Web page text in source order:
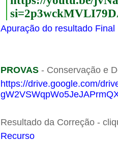
Apuração do resultado Final
PROVAS- Conservação e
https://drive.google.com/
Resultado da Correção -
Recurso